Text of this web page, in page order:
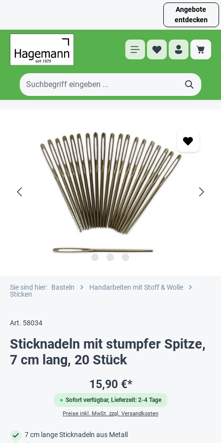
Angebote
entdecken
Sie sind hier: Basteln
Handarbeiten mit Stoff & Wolle
Sticken
Art. 58034
Sticknadeln mit stumpfer Spitze,
7 cm lang, 20 Stück
Sofort verfügbar, Lieferzeit: 2-4 Tage
15,90 €*
Preise inkl. MwSt. zzgl. Versandkosten
7 cm lange Sticknadeln aus Metall